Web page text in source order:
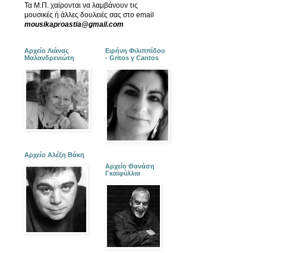
Τα Μ.Π. χαίρονται να λαμβάνουν τις
μουσικές ή άλλες δουλειές σας στο email
mousikaproastia@gmail.com
Αρχείο Λιάνας
Μαλανδρενιώτη
Αρχείο Αλέξη Βάκη
Ειρήνη Φιλιππίδου
- Gritos y Cantos
Αρχείο Θανάση
Γκαϊφύλλια